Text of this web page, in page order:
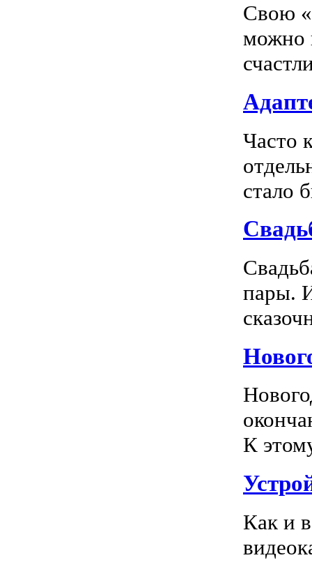
Свою
можно
Часто
стало
пары.
К
Как и